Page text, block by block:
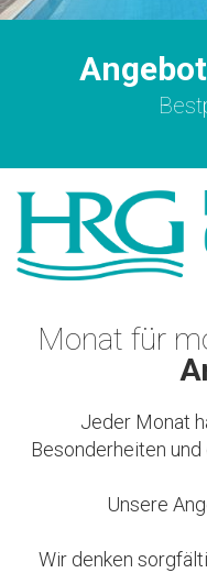
Monat für
Jeder Monat
Besonderheiten und
Unsere
Wir denken